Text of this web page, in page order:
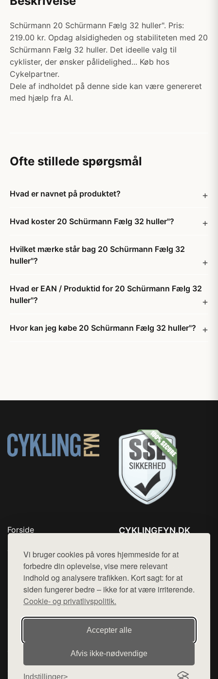
Vi bruger cookies på vores hjemmeside for at
forbedre din oplevelse, vise mere relevant
indhold og analysere trafikken. Kort sagt: for at
siden fungerer bedre – ikke for at være irriterende.
Cookie- og privatlivspolitik.
Accepter alle
Afvis ikke‑nødvendige
Indstillinger
Schürmann 20 Schürmann Fælg 32 huller". Pris:
219.00 kr. Opdag alsidigheden og stabiliteten med 20
Schürmann Fælg 32 huller. Det ideelle valg til
cyklister, der ønsker pålidelighed... Køb hos
Cykelpartner.
Dele af indholdet på denne side kan være genereret
med hjælp fra AI.
Ofte stillede spørgsmål
Hvad er navnet på produktet?
Hvad koster 20 Schürmann Fælg 32 huller"?
Hvilket mærke står bag 20 Schürmann Fælg 32
huller"?
Hvad er EAN / Produktid for 20 Schürmann Fælg 32
huller"?
Hvor kan jeg købe 20 Schürmann Fælg 32 huller"?
Forside
Top Rabatter
Blog
Kontakt
CYKLINGFYN.DK
Mail: hej@want.dk
Cookie- og privatlivspolitik
Denne side er en del af want.dk, der udgiver en række
hjemmesider med præsentation af forskellige produkter fra
diverse webshops. Der sælges ikke varer fra denne side - vi
henviser til de shops, som sælger varen. Vi har heller ikke
varerne på lager.